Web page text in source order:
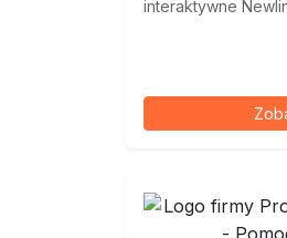
interaktywne